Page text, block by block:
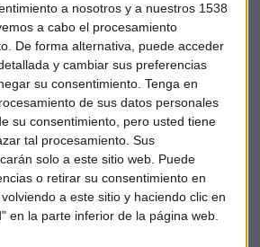
a nosotros y a nuestros 1538
a cabo el procesamiento
De forma alternativa, puede acceder
y cambiar sus preferencias
su consentimiento. Tenga en
de sus datos personales
su consentimiento, pero usted tiene
tal procesamiento. Sus
solo a este sitio web. Puede
o retirar su consentimiento en
a este sitio y haciendo clic en
en la parte inferior de la página web.